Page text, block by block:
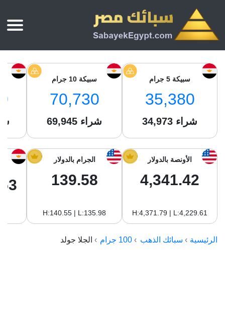
أسعار الذهب
سعر الذهب عيار 24
سعر جنيه الذهب
سبائك الذهب
بي تي سي
سام
سليمة جولد
سويس جولد
أسعار الفضة اليوم
سبائك الفضة
بي تي سي
جونير
نجم الدين
من نحن
سبيكة 5 جرام
35,380
34,973 شراء
سبيكة 10 جرام
70,730
69,945 شراء
الأونصة بالدولار
4,341.42
H:4,371.79 | L:4,229.61
الجرام بالدولار
139.58
H:140.55 | L:135.98
الرئيسية سبائك الذهب 100 جرام الجلا جولد